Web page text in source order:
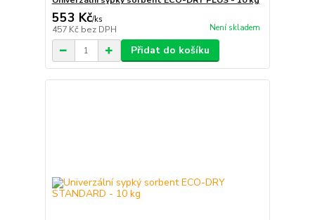
553 Kč/ks
457 Kč bez DPH Není skladem
Přidat do košíku